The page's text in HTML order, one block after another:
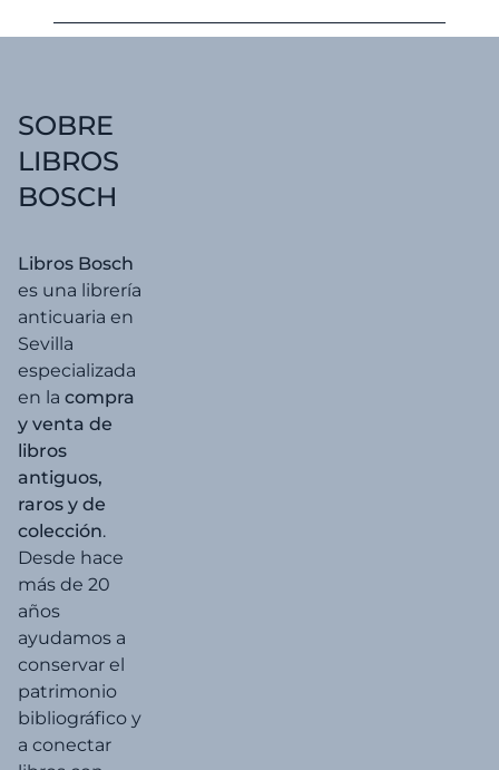
originalactual
SOBRE
LIBROS
BOSCH
Libros Bosch
es una librería
anticuaria en
Sevilla
especializada
en la compra
y venta de
libros
antiguos,
raros y de
colección.
Desde hace
más de 20
años
ayudamos a
conservar el
patrimonio
bibliográfico y
a conectar